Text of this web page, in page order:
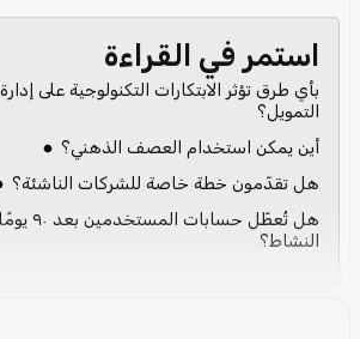
استمر في القراءة
بأي طرق تؤثر الابتكارات التكنولوجية على
التمويل؟
أين يمكن استخدام العصف الذهني؟
هل تقدّمون خطة خاصة للشركات الناشئة؟
هل تُعطّل
النشاط؟